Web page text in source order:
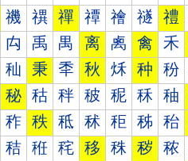
禨 禩 禪 禫 禬 禭 禮
禸 禹 禺 离 禼 禽 禾
秈 秉 秊 秋 秌 种 秎
秘 秙 秚 秛 秜 秝 秞
秨 秩 秪 秫 秬 秭 秮
秸 秹 秺 移 秼 秽 秾